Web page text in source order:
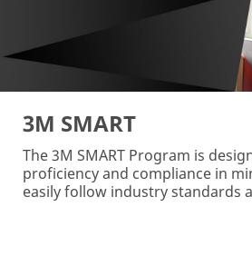
3M SMART
The 3M SMART Program is
proficiency and compliance in
easily follow industry standards